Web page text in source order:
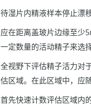
待湿片内精液样本停止漂
应在距离盖玻片边缘至少
一定数量的活动精子来选
全视野下评估精子活力对
估区域。在此区域中，应
首先快速计数评估区域内